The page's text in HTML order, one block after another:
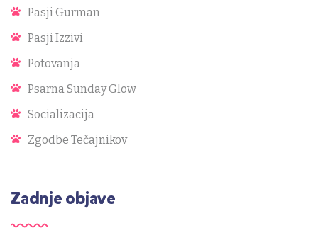
Pasji Gurman
Pasji Izzivi
Potovanja
Psarna Sunday Glow
Socializacija
Zgodbe Tečajnikov
Zadnje objave